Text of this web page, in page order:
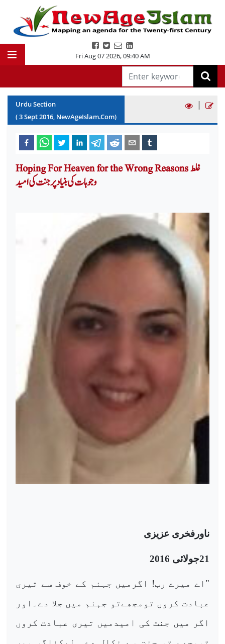
Fri Aug 07 2026,09:40 AM
Urdu Section
(3Sept2016, NewAgeIslam.Com)
|
Hoping For Heaven for the Wrong Reasons غلط
وجوہات کی بنیاد پر جنت کی امید
ناورفخری عزیزی
21جولائی 2016
"اے میرے رب! اگرمیں جہنم کے خوف سے تیری
عبادت کروں تومجھےتو جہنم میں جلا دے۔اور
اگر میں جنت کی امیدمیں تیری عبادت کروں